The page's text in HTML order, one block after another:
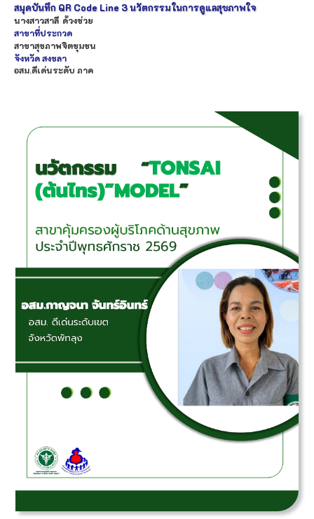
สมุดบันทึก QR Code Line 3 นวัตกรรมในการดูแลสุขภาพใจ
นางสาวสาลี ด้วงช่วย
สาขาที่ประกวด
สาขาสุขภาพจิตชุมชน
จังหวัดสงขลา
อสม.ดีเด่นระดับ ภาค